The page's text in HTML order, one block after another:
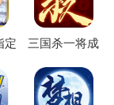
定
三国杀一将成